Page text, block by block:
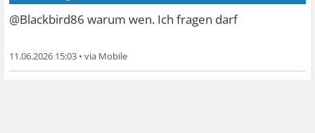
@Blackbird86 warum wen. Ich fragen darf
11.06.2026 15:03 •